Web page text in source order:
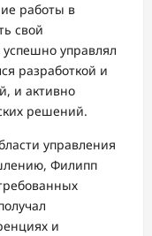
работы в
свой
управлял
разработкой и
и активно
решений.
управления
Филипп
и